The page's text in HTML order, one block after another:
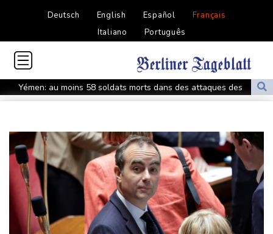
Deutsch English Español
Français
Italiano
Português
Yémen: au moins 58 soldats morts dans des attaques des
rebelles houthis
en guerre contre le narcotrafic
Marchés: retour de la nervosité sur le Moyen-Orient, l'Europe
s'offre tout de même des records
Wall Street termine en baisse, les incertitudes au Moyen-Orient
inquiètent
L'explosion d'une bombe dans un bus fait deux morts près de